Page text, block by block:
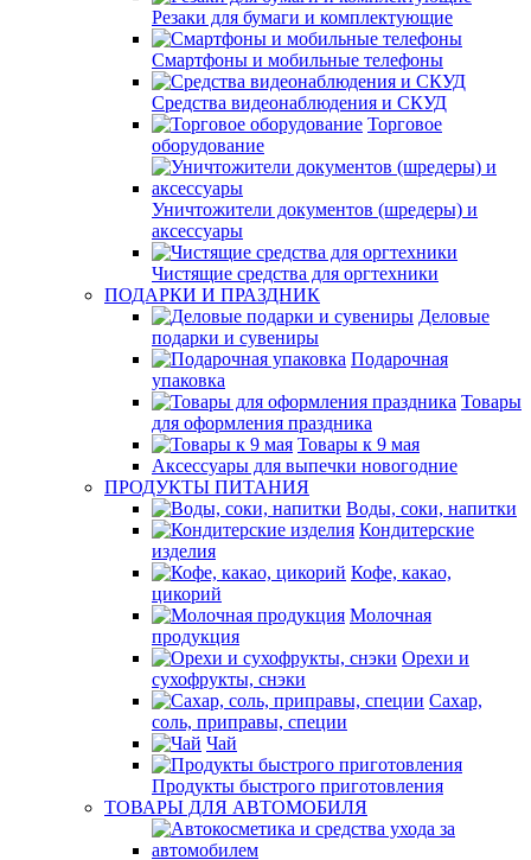
Резаки для бумаги и комплектующие
Смартфоны и мобильные телефоны
Средства видеонаблюдения и СКУД
Торговое
оборудование
Уничтожители документов (шредеры) и
аксессуары
Чистящие средства для оргтехники
ПОДАРКИ И ПРАЗДНИК
Деловые
подарки и сувениры
Подарочная
упаковка
Товары
для оформления праздника
Товары к 9 мая
Аксессуары для выпечки новогодние
ПРОДУКТЫ ПИТАНИЯ
Воды, соки, напитки
Кондитерские
изделия
Кофе, какао,
цикорий
Молочная
продукция
Орехи и
сухофрукты, снэки
Сахар,
соль, приправы, специи
Чай
Продукты быстрого приготовления
ТОВАРЫ ДЛЯ АВТОМОБИЛЯ